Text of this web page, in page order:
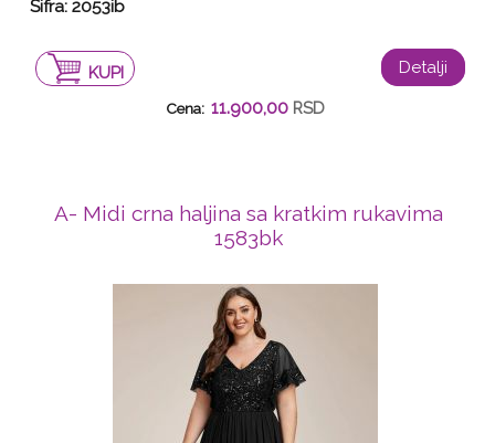
Šifra: 2053ib
KUPI Detalji
Cena: 11.900,00 RSD
A- Midi crna haljina sa kratkim rukavima
1583bk